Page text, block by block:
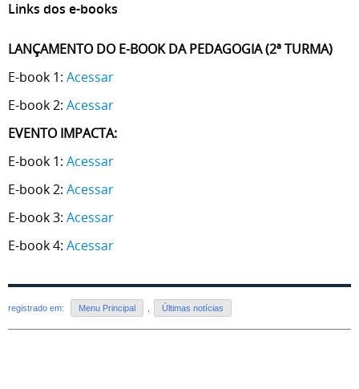
Links dos e-books
LANÇAMENTO DO E-BOOK DA PEDAGOGIA (2ª TURMA)
E-book 1: Acessar
E-book 2: Acessar
EVENTO IMPACTA:
E-book 1: Acessar
E-book 2: Acessar
E-book 3: Acessar
E-book 4: Acessar
registrado em: Menu Principal Últimas notícias